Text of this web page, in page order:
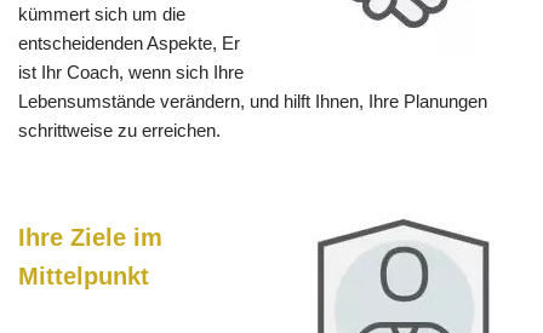
kümmert sich um die
entscheidenden Aspekte, Er
ist Ihr Coach, wenn sich Ihre
Lebensumstände verändern, und hilft Ihnen, Ihre Planungen
schrittweise zu erreichen.
Ihre Ziele im
Mittelpunkt